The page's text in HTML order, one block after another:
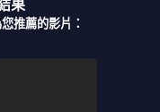
果
推薦的影片：